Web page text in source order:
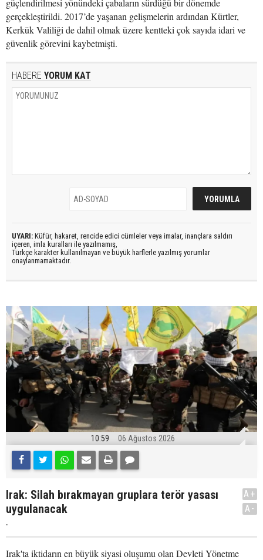
güçlendirilmesi yönündeki çabaların sürdüğü bir dönemde
gerçekleştirildi. 2017’de yaşanan gelişmelerin ardından Kürtler,
Kerkük Valiliği de dahil olmak üzere kentteki çok sayıda idari ve
güvenlik görevini kaybetmişti.
HABERE YORUM KAT
UYARI: Küfür, hakaret, rencide edici cümleler veya imalar, inançlara saldırı
içeren, imla kuralları ile yazılmamış,
Türkçe karakter kullanılmayan ve büyük harflerle yazılmış yorumlar
onaylanmamaktadır.
10:59 06 Ağustos 2026
Irak: Silah bırakmayan gruplara terör yasası
uygulanacak
.
A+
A-
Irak'ta iktidarın en büyük siyasi oluşumu olan Devleti Yönetme